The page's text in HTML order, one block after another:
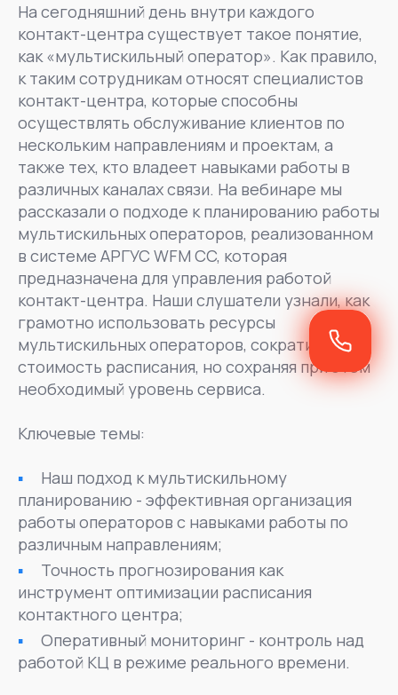
На сегодняшний день внутри каждого
контакт-центра существует такое понятие,
как «мультискильный оператор». Как правило,
к таким сотрудникам относят специалистов
контакт-центра, которые способны
осуществлять обслуживание клиентов по
нескольким направлениям и проектам, а
также тех, кто владеет навыками работы в
различных каналах связи. На вебинаре мы
рассказали о подходе к планированию работы
мультискильных операторов, реализованном
в системе АРГУС WFM CC, которая
предназначена для управления работой
контакт-центра. Наши слушатели узнали, как
грамотно использовать ресурсы
мультискильных операторов, сократив
стоимость расписания, но сохраняя при этом
необходимый уровень сервиса.
Ключевые темы:
Наш подход к мультискильному
планированию - эффективная организация
работы операторов с навыками работы по
различным направлениям;
Точность прогнозирования как
инструмент оптимизации расписания
контактного центра;
Оперативный мониторинг - контроль над
работой КЦ в режиме реального времени.